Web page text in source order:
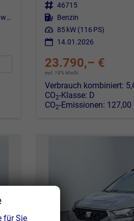
Magent Grau Dach Schwarz S9E7
Fahrzeugnr. 46715
Kraftstoff Benzin
Leistung 85 kW (116 PS)
14.01.2026
23.790,– €
incl. 19% MwSt.
Verbrauch kombiniert:
CO2-Klasse: D
CO2-Emissionen:
für Sie